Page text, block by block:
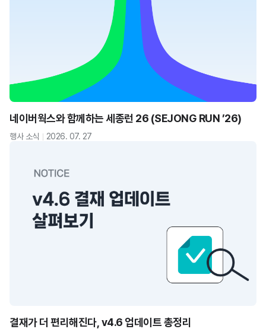
네이버웍스와 함께하는 세종런 26 (SEJONG RUN ’26)
행사 소식 2026. 07. 27
결재가 더 편리해진다, v4.6 업데이트 총정리